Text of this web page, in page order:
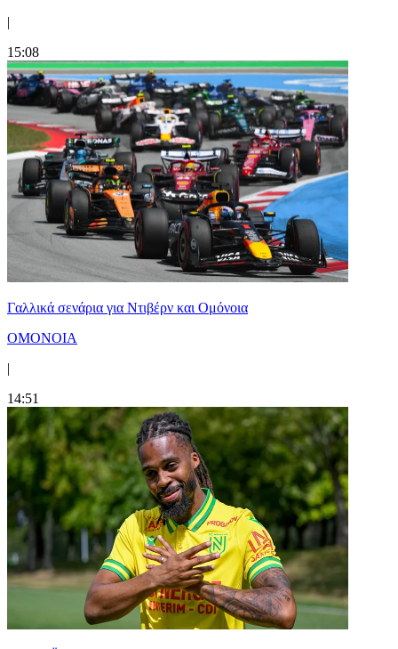
|
15:08
Γαλλικά σενάρια για Ντιβέρν και Ομόνοια
ΟΜΟΝΟΙΑ
|
14:51